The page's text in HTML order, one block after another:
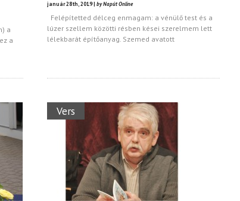
a
a
január 28th, 2019 | by Napút Online
Felépítetted délceg enmagam: a vénülő test és a
lúzer szellem közötti résben kései szerelmem lett
lélekbarát építőanyag. Szemed avatott
Vers
Parvathy Baul: A NAGY LELKEK DALAI.
Bevezetés a bául ösvénybe (Fordította:
Rideg Zsófia)